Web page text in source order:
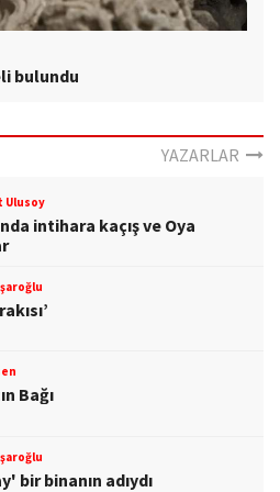
bulundu
YAZARLAR
Ulusoy
intihara kaçış ve Oya
Bağı
bir binanın adıydı